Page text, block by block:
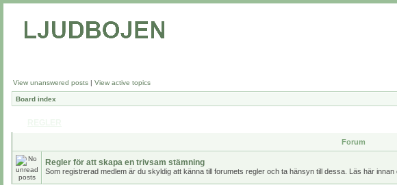
View unanswered posts | View active topics
Board index
Forum
Regler för att skapa en trivsam stämning
Som registrerad medlem är du skyldig att känna till forumets regler och ta hänsyn till dessa. Läs här innan